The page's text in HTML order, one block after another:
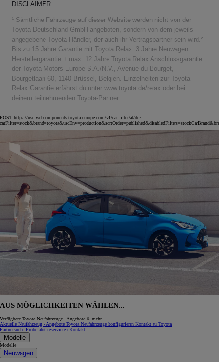
DISCLAIMER
¹ Sämtliche Fahrzeuge auf dieser Website werden nicht von der
Toyota Deutschland GmbH angeboten, sondern von dem jeweils
angegebene Toyota-Händler, der auch ihr Vertragspartner sein wird.²
Bis zu 15 Jahre Garantie mit Toyota Relax: 3 Jahre Neuwagen
Herstellergarantie + max. 12 Jahre Toyota Relax Anschlussgarantie
der Toyota Motors Europe S.A./N.V., Avenue du Bourget,
Bourgetlaan 60, 1140 Brüssel, Belgien. Einzelheiten zur Toyota
Relax Garantie erfährst du unter www.toyota.de/relax oder bei
deinem teilnehmenden Toyota-Partner.
POST https://usc-webcomponents.toyota-europe.com/v1/car-filter/at/de?
AUS MÖGLICHKEITEN WÄHLEN...
Verfügbare Toyota Neufahrzeuge - Angebote & mehr
Aktuelle Neufahrzeug - Angebote Toyota Neufahrzeuge konfigurieren Kontakt zu Toyota
Partnersuche Probefahrt reservieren Kontakt
Modelle
Modelle
Neuwagen